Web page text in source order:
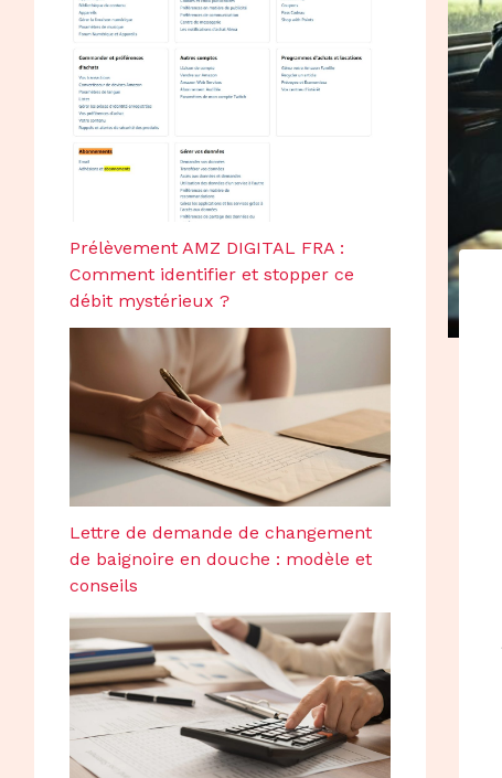
Prélèvement AMZ DIGITAL FRA :
Comment identifier et stopper ce
débit mystérieux ?
Lettre de demande de changement
de baignoire en douche : modèle et
conseils